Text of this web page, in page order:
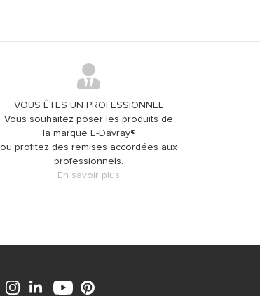
VOUS ÊTES UN PROFESSIONNEL
Vous souhaitez poser les produits de
la marque E-Davray®
ou profitez des remises accordées aux
professionnels.
En savoir plus